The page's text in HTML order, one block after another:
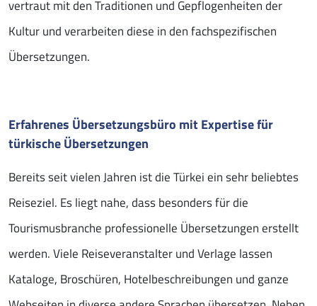
vertraut mit den Traditionen und Gepflogenheiten der
Kultur und verarbeiten diese in den fachspezifischen
Übersetzungen.
Erfahrenes Übersetzungsbüro mit Expertise für
türkische Übersetzungen
Bereits seit vielen Jahren ist die Türkei ein sehr beliebtes
Reiseziel. Es liegt nahe, dass besonders für die
Tourismusbranche professionelle Übersetzungen erstellt
werden. Viele Reiseveranstalter und Verlage lassen
Kataloge, Broschüren, Hotelbeschreibungen und ganze